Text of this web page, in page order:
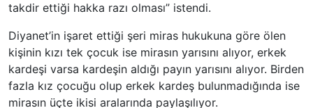
takdir ettiği hakka razı olması” istendi.
Diyanet’in işaret ettiği şeri miras hukukuna göre ölen
kişinin kızı tek çocuk ise mirasın yarısını alıyor, erkek
kardeşi varsa kardeşin aldığı payın yarısını alıyor. Birden
fazla kız çocuğu olup erkek kardeş bulunmadığında ise
mirasın üçte ikisi aralarında paylaşılıyor.